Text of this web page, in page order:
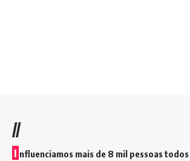
//
I nfluenciamos mais de 8 mil pessoas